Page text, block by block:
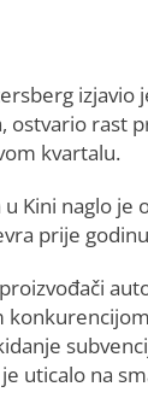
izjavio
ostvario rast
kvartalu.
Kini naglo je
prije
uticalo na